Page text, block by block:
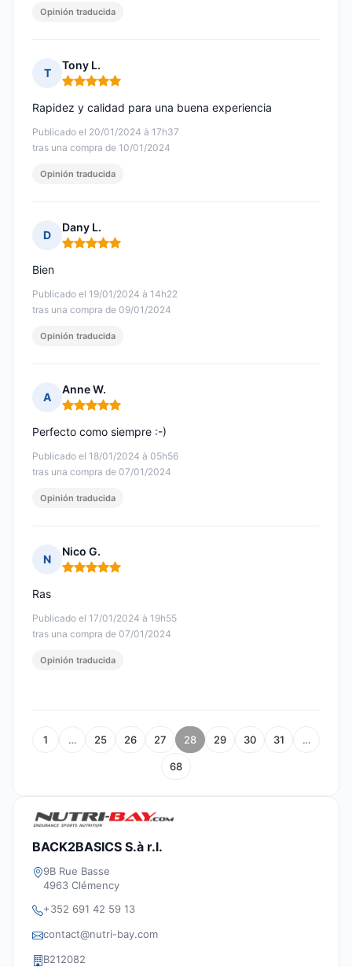
Opinión traducida
T
Tony L.
Nota: 5 de 5
Publicado el 20/01/2024 à 17h37
tras una compra de 10/01/2024
Rapidez y calidad para una buena experiencia
Opinión traducida
D
Dany L.
Nota: 5 de 5
Publicado el 19/01/2024 à 14h22
tras una compra de 09/01/2024
Bien
Opinión traducida
A
Anne W.
Nota: 5 de 5
Publicado el 18/01/2024 à 05h56
tras una compra de 07/01/2024
Perfecto como siempre :-)
Opinión traducida
N
Nico G.
Nota: 5 de 5
Publicado el 17/01/2024 à 19h55
tras una compra de 07/01/2024
Ras
Opinión traducida
1 … 25 26 27 28 29 30 31 …
68
BACK2BASICS S.à r.l.
9B Rue Basse
4963 Clémency
+352 691 42 59 13
contact@nutri-bay.com
B212082